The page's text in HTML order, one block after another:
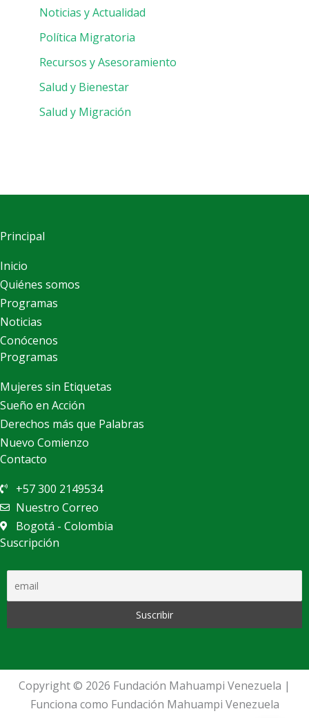
Noticias y Actualidad
Política Migratoria
Recursos y Asesoramiento
Salud y Bienestar
Salud y Migración
Principal
Inicio
Quiénes somos
Programas
Noticias
Conócenos
Programas
Mujeres sin Etiquetas
Sueño en Acción
Derechos más que Palabras
Nuevo Comienzo
Contacto
+57 300 2149534
Nuestro Correo
Bogotá - Colombia
Suscripción
Copyright © 2026 Fundación Mahuampi Venezuela |
Funciona como Fundación Mahuampi Venezuela